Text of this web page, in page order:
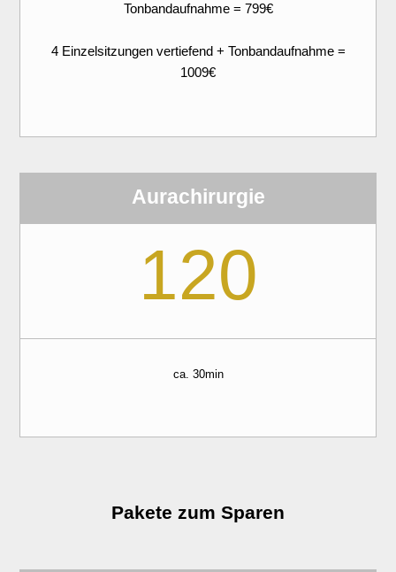
Tonbandaufnahme = 799€
4 Einzelsitzungen vertiefend + Tonbandaufnahme =
1009€
Aurachirurgie
120
ca. 30min
Pakete zum Sparen